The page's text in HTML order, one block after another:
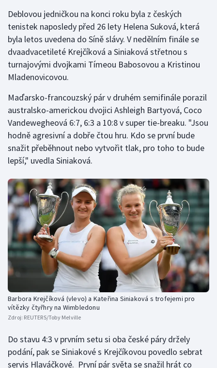
Házená
Jezdectví
Judo
Krasobruslení
Lezení
Lyže a snowboard
Moderní pětiboj
Motorsport
Olympijské hry
Parasport
Plavání
Plážový volejbal
Ragby
Rychlostní kanoistika
Deblovou jedničkou na konci roku byla z českých
tenistek naposledy před 26 lety Helena Suková, která
byla letos uvedena do Síně slávy. V nedělním finále se
dvaadvacetileté Krejčíková a Siniaková střetnou s
turnajovými dvojkami Tímeou Babosovou a Kristinou
Mladenovicovou.
Maďarsko-francouzský pár v druhém semifinále porazil
australsko-americkou dvojici Ashleigh Bartyová, Coco
Vandewegheová 6:7, 6:3 a 10:8 v super tie-breaku. "Jsou
hodně agresivní a dobře čtou hru. Kdo se první bude
snažit přeběhnout nebo vytvořit tlak, pro toho to bude
lepší," uvedla Siniaková.
Barbora Krejčíková (vlevo) a Kateřina Siniaková s trofejemi pro
vítězky čtyřhry na Wimbledonu
Zdroj: REUTERS/Toby Melville
Do stavu 4:3 v prvním setu si oba české páry držely
podání, pak se Siniakové s Krejčíkovou povedlo sebrat
servis Hlaváčkové. První pár světa se snažil hrát co